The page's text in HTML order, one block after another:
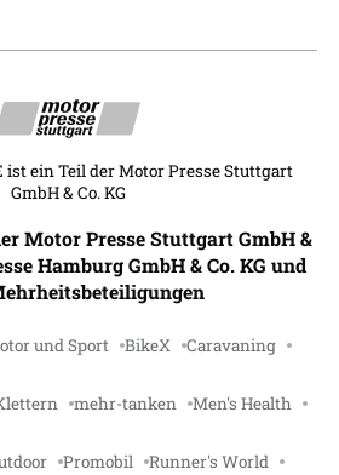
ist ein Teil der Motor Presse Stuttgart
GmbH & Co. KG
Motor Presse Stuttgart GmbH &
Hamburg GmbH & Co. KG und
und Sport BikeX Caravaning
mehr-tanken Men's Health
Promobil Runner's World